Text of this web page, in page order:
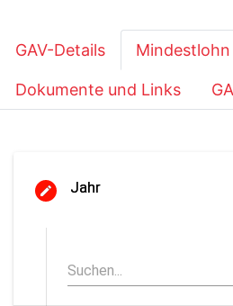
GAV-Details Mindestlohn
Dokumente und Links
Jahr